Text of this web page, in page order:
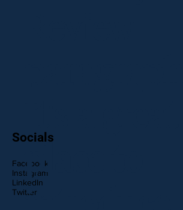
Socials
Facebook
Instagram
LinkedIn
Twitter
place to